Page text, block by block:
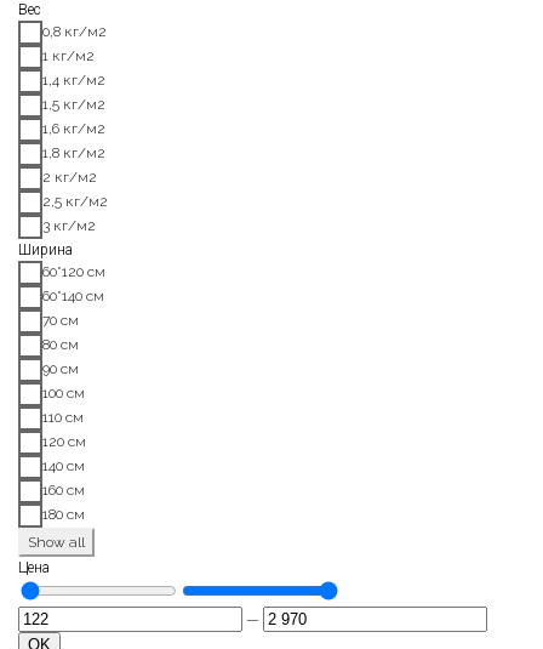
Вес
0,8 кг/м2
1 кг/м2
1,4 кг/м2
1,5 кг/м2
1,6 кг/м2
1,8 кг/м2
2 кг/м2
2,5 кг/м2
3 кг/м2
Ширина
60*120 см
60*140 см
70 см
80 см
90 см
100 см
110 см
120 см
140 см
160 см
180 см
Show all
Цена
—
OK